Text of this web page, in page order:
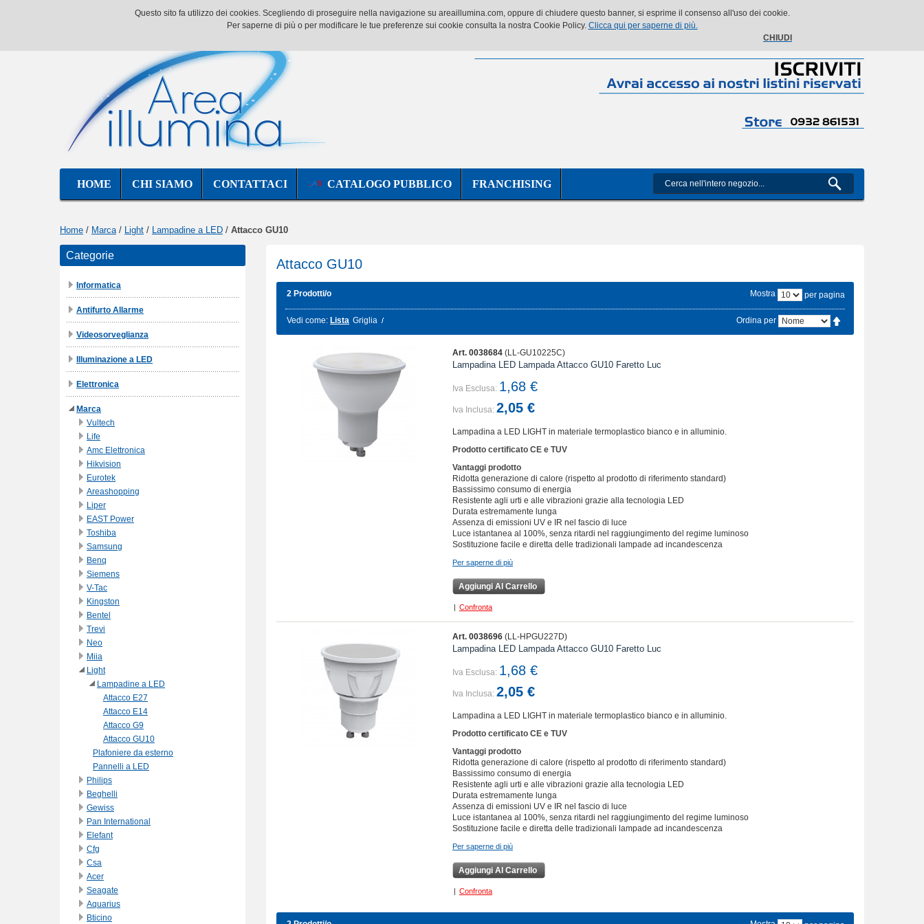
Il mio account Il mio carrello Vai alla Cassa
HOME CHI SIAMO CONTATTACI CATALOGO PUBBLICO FRANCHISING
Home / Marca / Light / Lampadine a LED / Attacco GU10
Attacco GU10
2 Prodotti/o Mostra per pagina
Vedi come: Lista Griglia Ordina per
Art. 0038684(LL-GU10225C)
Lampadina LED Lampada Attacco GU10 Faretto Luc
Iva Esclusa: 1,68 €
Iva Inclusa: 2,05 €
Lampadina a LED LIGHT in materiale termoplastico bianco e in alluminio.
Prodotto certificato CE e TUV
Vantaggi prodotto
Ridotta generazione di calore (rispetto al prodotto di riferimento standard)
Bassissimo consumo di energia
Resistente agli urti e alle vibrazioni grazie alla tecnologia LED
Durata estremamente lunga
Assenza di emissioni UV e IR nel fascio di luce
Luce istantanea al 100%, senza ritardi nel raggiungimento del regime luminoso
Sostituzione facile e diretta delle tradizionali lampade ad incandescenza
Per saperne di più
Aggiungi Al Carrello
Confronta
Art. 0038696(LL-HPGU227D)
Lampadina LED Lampada Attacco GU10 Faretto Luc
Iva Esclusa: 1,68 €
Iva Inclusa: 2,05 €
Lampadina a LED LIGHT in materiale termoplastico bianco e in alluminio.
Prodotto certificato CE e TUV
Vantaggi prodotto
Ridotta generazione di calore (rispetto al prodotto di riferimento standard)
Bassissimo consumo di energia
Resistente agli urti e alle vibrazioni grazie alla tecnologia LED
Durata estremamente lunga
Assenza di emissioni UV e IR nel fascio di luce
Luce istantanea al 100%, senza ritardi nel raggiungimento del regime luminoso
Sostituzione facile e diretta delle tradizionali lampade ad incandescenza
Per saperne di più
Aggiungi Al Carrello
Confronta
Categorie
Informatica
Antifurto Allarme
Videosorveglianza
Illuminazione a LED
Elettronica
Marca
Vultech
Life
Amc Elettronica
Hikvision
Eurotek
Areashopping
Liper
EAST Power
Toshiba
Samsung
Benq
Siemens
V-Tac
Kingston
Bentel
Trevi
Neo
Miia
Light
Lampadine a LED
Attacco E27
Attacco E14
Attacco G9
Attacco GU10
Plafoniere da esterno
Pannelli a LED
Philips
Beghelli
Gewiss
Pan International
Elefant
Cfg
Csa
Acer
Seagate
Aquarius
Bticino
Questo sito fa utilizzo dei cookies. Scegliendo di proseguire nella navigazione su areaillumina.com, oppure di chiudere questo banner, si esprime il consenso all'uso dei cookie.
Per saperne di più o per modificare le tue preferenze sui cookie consulta la nostra Cookie Policy. Clicca qui per saperne di più.
CHIUDI